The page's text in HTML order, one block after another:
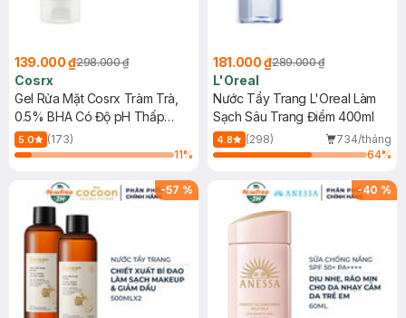
139.000 ₫298.000 ₫
Cosrx
Gel Rửa Mặt Cosrx Tràm Trà,
0.5% BHA Có Độ pH Thấp
150ml
5.0
(173)
11%
181.000 ₫289.000 ₫
L'Oreal
Nước Tẩy Trang L'Oreal Làm
Sạch Sâu Trang Điểm 400ml
4.8 (298)
734/tháng
64%
-57 % -40 %